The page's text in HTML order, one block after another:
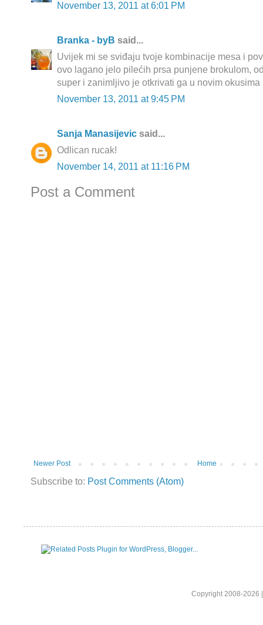
November 13, 2011 at 6:01 PM
Branka - byB said...
Uvijek mi se sviđaju tvoje kombinacije mesa i
ovo lagano jelo pilećih prsa punjene brokulom,
super i zanimljivo je otkrivati ga u novim okusima
November 13, 2011 at 9:45 PM
Sanja Manasijevic said...
Odlican rucak!
November 14, 2011 at 11:16 PM
Post a Comment
Newer Post Home
Subscribe to: Post Comments (Atom)
Copyright 2008-2026